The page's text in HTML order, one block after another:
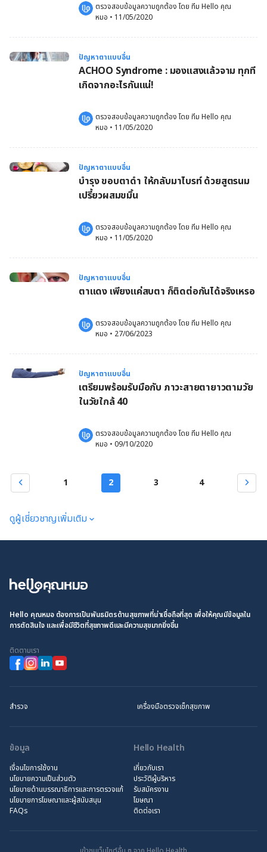
ตรวจสอบข้อมูลความถูกต้อง โดย ทีม Hello คุณ
หมอ • 11/05/2020
ปัญหาตาแบบอื่น
ACHOO Syndrome : มองแสงแล้วจาม ทุกที
เกิดจากอะไรกันแน่!
ตรวจสอบข้อมูลความถูกต้อง โดย ทีม Hello คุณ
หมอ • 11/05/2020
ปัญหาตาแบบอื่น
บำรุง ขอบตาดำ ให้กลับมาไบรท์ ด้วยสูตรนม
เปรี้ยวผสมขมิ้น
ตรวจสอบข้อมูลความถูกต้อง โดย ทีม Hello คุณ
หมอ • 11/05/2020
ปัญหาตาแบบอื่น
ตาแดง เพียงแค่สบตา ก็ติดต่อกันได้จริงเหรอ
ตรวจสอบข้อมูลความถูกต้อง โดย ทีม Hello คุณ
หมอ • 27/06/2023
ปัญหาตาแบบอื่น
เตรียมพร้อมรับมือกับ ภาวะสายตายาวตามวัย
ในวัยใกล้ 40
ตรวจสอบข้อมูลความถูกต้อง โดย ทีม Hello คุณ
หมอ • 09/10/2020
1 2 3 4
ดูผู้เชี่ยวชาญเพิ่มเติม
Hello คุณหมอ ต้องการเป็นพันธมิตรด้านสุขภาพที่น่าเชื่อถือที่สุด เพื่อให้คุณมีข้อมูลใน
การตัดสินใจ และเพื่อมีชีวิตที่สุขภาพดีและมีความสุขมากยิ่งขึ้น
ติดตามเรา
สำรวจ เครื่องมือตรวจเช็กสุขภาพ
ข้อมูล
เงื่อนไขการใช้งาน
นโยบายความเป็นส่วนตัว
นโยบายด้านบรรณาธิการและการตรวจแก้
นโยบายการโฆษณาและผู้สนับสนุน
FAQs
Hello Health
เกี่ยวกับเรา
ประวัติผู้บริหาร
รับสมัครงาน
โฆษณา
ติดต่อเรา